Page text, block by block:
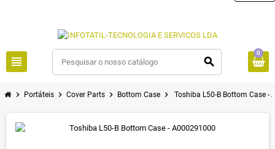
view_headline search
0
chevron_right Portáteis chevron_right Cover Parts chevron_right Bottom Case chevron_right Toshiba L50-B Bottom Case -